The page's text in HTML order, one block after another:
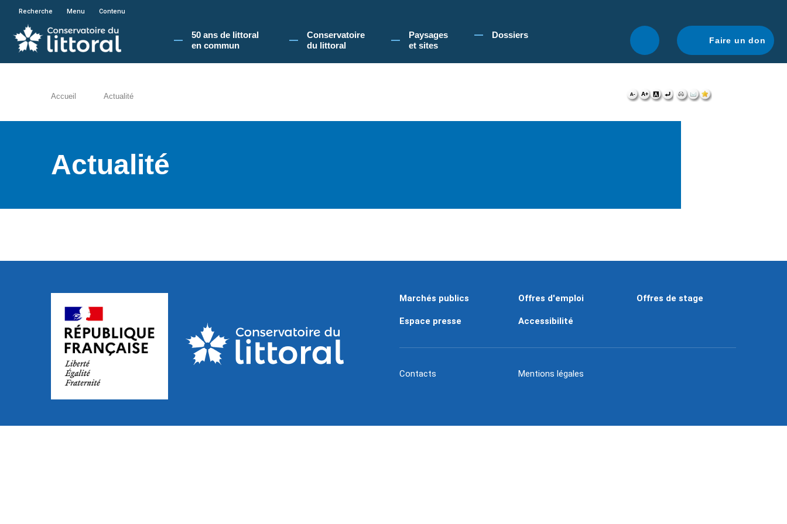
En poursuivant votre navigation sur le site du Conservatoire du littoral, vous acceptez l'utilisation de cookies pour vous proposer une navigation optimale.
Recherche Menu Contenu
50 ans de littoral
en commun​
Conservatoire
du littoral
Paysages
et sites
Dossiers
Faire un don
Accueil Actualité
Actualité
Marchés publics Offres d'emploi Offres de stage
Espace presse Accessibilité
Contacts Mentions légales